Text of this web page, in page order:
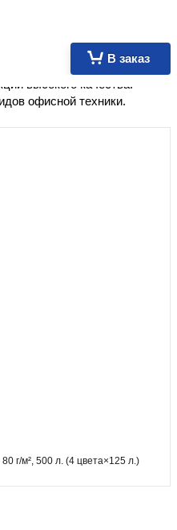
В заказ
для изготовления
высокого качества.
офисной техники.
г/м², 500 л. (4 цвета×125 л.)